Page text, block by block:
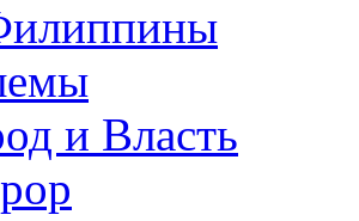
и Власть